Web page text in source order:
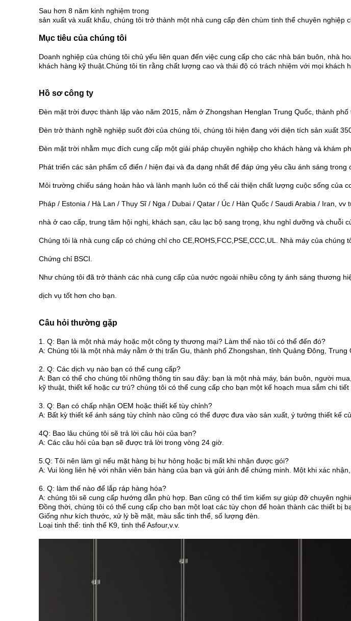
Sau hơn 8 năm kinh nghiệm trong
sản xuất và xuất khẩu, chúng tôi trở thành một nhà cung cấp đèn chùm tinh thể chuyên nghiệp
Mục tiêu của chúng tôi
Doanh nghiệp của chúng tôi chủ yếu liên quan đến việc cung cấp cho các nhà bán buôn, nhà
khách hàng kỹ thuật.Chúng tôi tin rằng chất lượng cao và thái độ có trách nhiệm với mọi khách
Hồ sơ công ty
Đèn mặt trời được thành lập vào năm 2015, nằm ở Zhongshan Henglan Trung Quốc, thành phố
Đèn trở thành nghề nghiệp suốt đời của chúng tôi, chúng tôi hiện đang với diện tích sản xuất
Đèn mặt trời nhằm mục đích cung cấp một giải pháp chuyên nghiệp cho khách hàng và khám
Phát triển các sản phẩm cổ điển / hiện đại và đa dạng nhất để đáp ứng yêu cầu ánh sáng trong
Môi trường chiếu sáng hoàn hảo và lành mạnh luôn có thể cải thiện chất lượng cuộc sống của
Pháp / Estonia / Hà Lan / Thụy Sĩ / Nga / Dubai / Qatar / Úc / Hàn Quốc / Saudi Arabia / Iran, vv
nhà ở cao cấp, trung tâm hội nghị, khách sạn, câu lạc bộ sang trọng, khu nghỉ dưỡng và chuỗi
Chúng tôi là nhà cung cấp có chứng chỉ cho CE,ROHS,FCC,PSE,CCC,UL. Nhà máy của
Chứng chỉ BSCI.
Như chúng tôi đã trở thành các nhà cung cấp của nước ngoài nhiều công ty ánh sáng thương
dịch vụ tốt hơn cho bạn.
Câu hỏi thường gặp
1. Q: Bạn là một nhà máy hoặc một công ty thương mại? Làm thế nào tôi có thể đến đó?
A: Chúng tôi là một nhà máy nằm ở thị trấn Gu, thành phố Zhongshan, tỉnh Quảng Đông, Trung
2. Q: Các dịch vụ nào bạn có thể cung cấp?
A: Bạn có thể cho chúng tôi những thông tin sau đây: bạn là một nhà máy, bán buôn, người
kỹ thuật, thiết kế hoặc cư trú? chúng tôi có thể cung cấp cho bạn một kế hoạch mua sắm chi
3. Q: Bạn có chấp nhận OEM hoặc thiết kế tùy chỉnh?
A: Bất kỳ thiết kế ánh sáng tùy chỉnh nào cũng có thể được đưa vào sản xuất, ý tưởng thiết kế
4Q: Bao lâu chúng tôi sẽ trả lời câu hỏi của bạn?
A: Các câu hỏi của bạn sẽ được trả lời trong vòng 24 giờ.
5.Q: Tôi nên làm gì nếu mặt hàng bị hư hỏng hoặc bị mất khi nhận được gói?
A: Vui lòng liên hệ với nhân viên bán hàng của bạn và gửi ảnh để chứng minh. Một khi xác
6. Q: làm thế nào để lắp ráp hàng hóa?
A: chúng tôi sẽ cung cấp hướng dẫn phù hợp. Bạn cũng có thể tìm kiếm sự giúp đỡ chuyên
Đồng thời, chúng tôi có thể cung cấp cho bạn một loạt các tùy chọn để hoàn thành các thiết bị
Giống như kích thước, xử lý bề mặt, màu sắc tinh thể, số lượng đèn.
Loại tinh thể: tinh thể K9, tinh thể Asfour,v.v.